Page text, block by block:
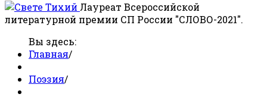
Лауреат Всероссийской
литературной премии СП России "СЛОВО-2021".
Вы здесь:
Главная/
Поэзия/